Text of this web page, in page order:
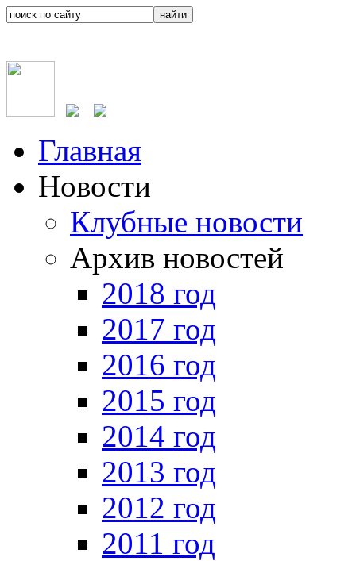
Главная
Новости
Клубные новости
Архив новостей
2018 год
2017 год
2016 год
2015 год
2014 год
2013 год
2012 год
2011 год